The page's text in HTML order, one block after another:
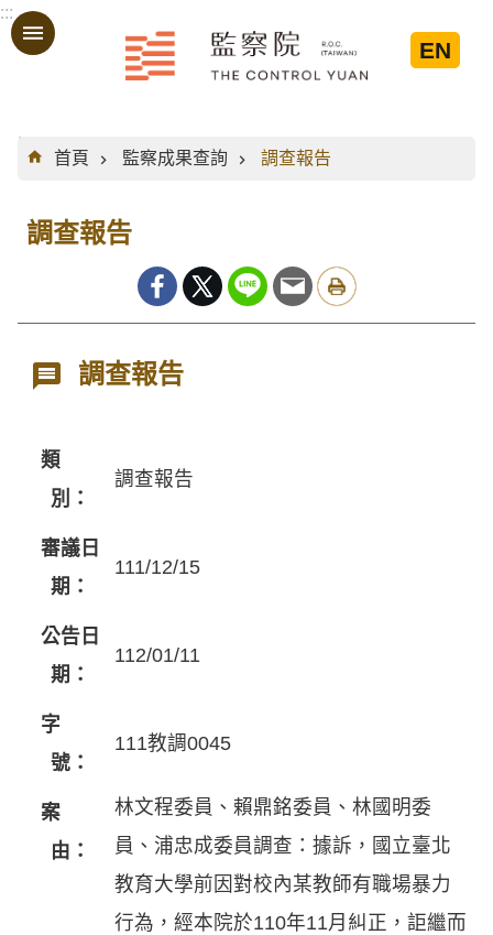
跳到主要內容區塊
:::
EN
:::
首頁
監察成果查詢 調查報告
調查報告
調查報告
類
別：
調查報告
審議日
期：
111/12/15
公告日
期：
112/01/11
字
號：
111教調0045
案
由：
林文程委員、賴鼎銘委員、林國明委
員、浦忠成委員調查：據訴，國立臺北
教育大學前因對校內某教師有職場暴力
行為，經本院於110年11月糾正，詎繼而